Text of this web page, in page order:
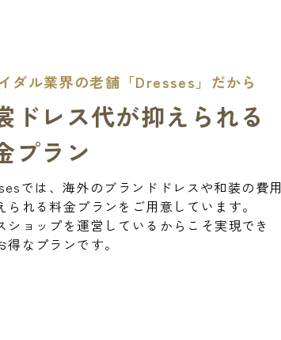
ダル業界の老舗「Dresses」だから
ドレス代が抑えられる
プラン
では、海外のブランドドレスや和装の費用
られる料金プランをご用意しています。
ショップを運営しているからこそ実現でき
得なプランです。